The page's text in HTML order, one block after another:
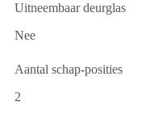
Uitneembaar deurglas
Nee
Aantal schap-posities
2